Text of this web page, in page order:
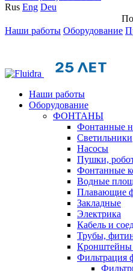
Rus Eng Deu
Наши работы Оборудование
Наши работы
Оборудование
ФОНТАНЫ
Фонтанные
Cветильники
Насосы
Пушки,
Фонтанные
Водные
Плавающие
Закладные
Электрика
Кабель и
Трубы,
Кронштейны
Фильтрация